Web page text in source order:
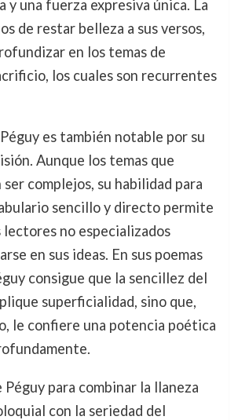
y una fuerza expresiva única. La
de restar belleza a sus versos,
en los temas de
los cuales son recurrentes
es también notable por su
Aunque los temas que
complejos, su habilidad para
sencillo y directo permite
lectores no especializados
en sus ideas. En sus poemas
consigue que la sencillez del
superficialidad, sino que,
le confiere una potencia poética
Péguy para combinar la llaneza
con la seriedad del